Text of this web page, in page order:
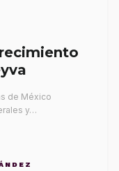
de México
y…